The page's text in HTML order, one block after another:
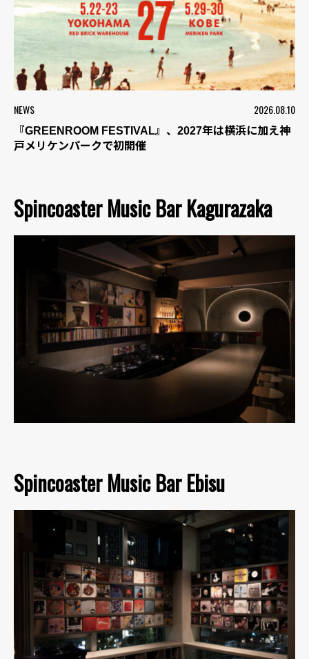
NEWS 2026.08.10
『GREENROOM FESTIVAL』、2027年は横浜に加え神
戸メリケンパークで初開催
Spincoaster Music Bar Kagurazaka
Spincoaster Music Bar Ebisu